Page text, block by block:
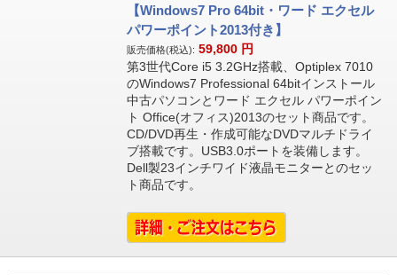
【Windows7 Pro 64bit・ワード エクセル
パワーポイント2013付き】
販売価格(税込): 59,800 円
第3世代Core i5 3.2GHz搭載、Optiplex 7010
のWindows7 Professional 64bitインストール
中古パソコンとワード エクセル パワーポイン
ト Office(オフィス)2013のセット商品です。
CD/DVD再生・作成可能なDVDマルチドライ
ブ搭載です。USB3.0ポートを装備します。
Dell製23インチワイド液晶モニターとのセッ
ト商品です。